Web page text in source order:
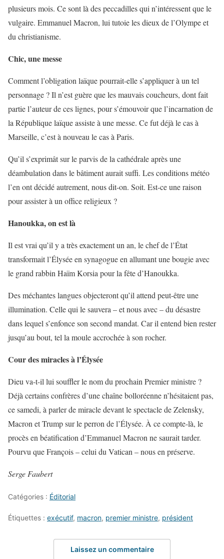
plusieurs mois. Ce sont là des peccadilles qui n’intéressent que le
vulgaire. Emmanuel Macron, lui tutoie les dieux de l’Olympe et
du christianisme.
Chic, une messe
Comment l’obligation laïque pourrait-elle s’appliquer à un tel
personnage ? Il n’est guère que les mauvais coucheurs, dont fait
partie l’auteur de ces lignes, pour s’émouvoir que l’incarnation de
la République laïque assiste à une messe. Ce fut déjà le cas à
Marseille, c’est à nouveau le cas à Paris.
Qu’il s’exprimât sur le parvis de la cathédrale après une
déambulation dans le bâtiment aurait suffi. Les conditions météo
l’en ont décidé autrement, nous dit-on. Soit. Est-ce une raison
pour assister à un office religieux ?
Hanoukka, on est là
Il est vrai qu’il y a très exactement un an, le chef de l’État
transformait l’Élysée en synagogue en allumant une bougie avec
le grand rabbin Haïm Korsia pour la fête d’Hanoukka.
Des méchantes langues objecteront qu’il attend peut-être une
illumination. Celle qui le sauvera – et nous avec – du désastre
dans lequel s’enfonce son second mandat. Car il entend bien rester
jusqu’au bout, tel la moule accrochée à son rocher.
Cour des miracles à l’Élysée
Dieu va-t-il lui souffler le nom du prochain Premier ministre ?
Déjà certains confrères d’une chaîne bolloréenne n’hésitaient pas,
ce samedi, à parler de miracle devant le spectacle de Zelensky,
Macron et Trump sur le perron de l’Élysée. À ce compte-là, le
procès en béatification d’Emmanuel Macron ne saurait tarder.
Pourvu que François – celui du Vatican – nous en préserve.
Serge Faubert
Catégories : Éditorial
Étiquettes : exécutif, macron, premier ministre, président
Laissez un commentaire